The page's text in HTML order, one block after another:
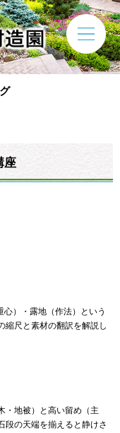
座
）・露地（作法）という
縮尺と素材の翻訳を解説し
・地被）と高い留め（主
段の天端を揃えると静けさ